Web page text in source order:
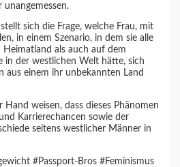
unangemessen.
sich die Frage, welche Frau, mit
in einem Szenario, in dem sie alle
als auch auf dem
der westlichen Welt hätte, sich
aus einem ihr unbekannten Land
Hand weisen, dass dieses Phänomen
Karrierechancen sowie der
seitens westlicher Männer in
#Passport-Bros #Feminismus